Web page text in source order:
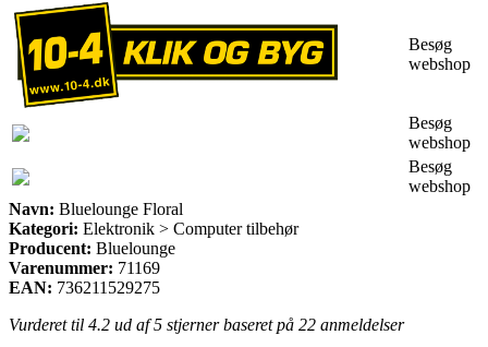
Besøg
webshop
Besøg
webshop
Besøg
webshop
Navn: Bluelounge Floral
Kategori: Elektronik > Computer tilbehør
Producent: Bluelounge
Varenummer: 71169
EAN: 736211529275
Vurderet til 4.2 ud af 5 stjerner baseret på 22 anmeldelser